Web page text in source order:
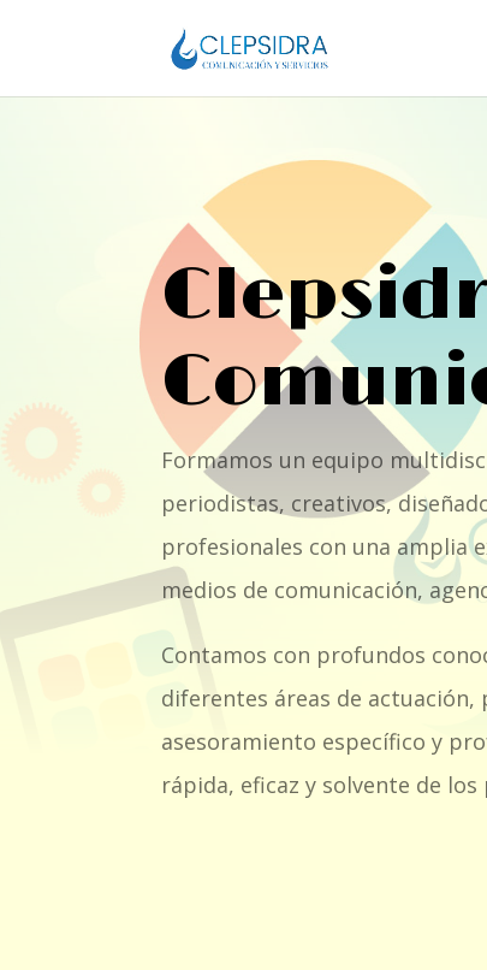
Formamos un equipo
periodistas, creativos,
profesionales con una amplia
medios de comunicación,
Contamos con profundos
diferentes áreas de actuación,
asesoramiento específico y
rápida, eficaz y solvente de